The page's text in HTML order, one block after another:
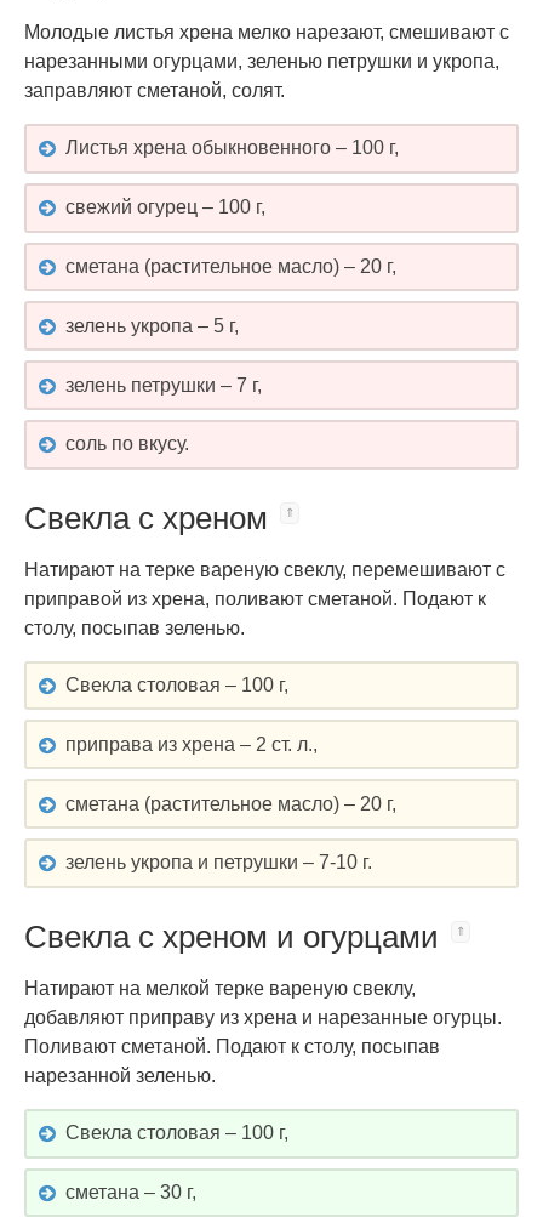
Молодые листья хрена мелко нарезают, смешивают с
нарезанными огурцами, зеленью петрушки и укропа,
заправляют сметаной, солят.
Листья хрена обыкновенного – 100 г,
свежий огурец – 100 г,
сметана (растительное масло) – 20 г,
зелень укропа – 5 г,
зелень петрушки – 7 г,
соль по вкусу.
Свекла с хреном
Натирают на терке вареную свеклу, перемешивают с
приправой из хрена, поливают сметаной. Подают к
столу, посыпав зеленью.
Свекла столовая – 100 г,
приправа из хрена – 2 ст. л.,
сметана (растительное масло) – 20 г,
зелень укропа и петрушки – 7-10 г.
Свекла с хреном и огурцами
Натирают на мелкой терке вареную свеклу,
добавляют приправу из хрена и нарезанные огурцы.
Поливают сметаной. Подают к столу, посыпав
нарезанной зеленью.
Свекла столовая – 100 г,
сметана – 30 г,